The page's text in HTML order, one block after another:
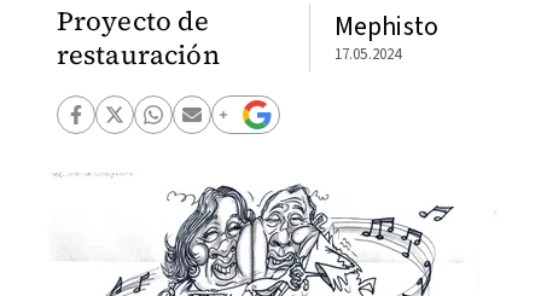
Proyecto de
restauración
Mephisto
17.05.2024